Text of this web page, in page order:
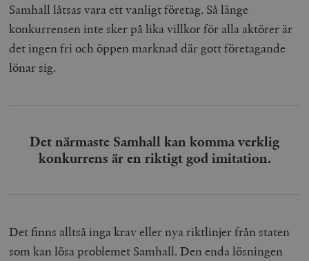
Samhall låtsas vara ett vanligt företag. Så länge
konkurrensen inte sker på lika villkor för alla aktörer är
det ingen fri och öppen marknad där gott företagande
lönar sig.
Det närmaste Samhall kan komma verklig
konkurrens är en riktigt god imitation.
Det finns alltså inga krav eller nya riktlinjer från staten
som kan lösa problemet Samhall. Den enda lösningen